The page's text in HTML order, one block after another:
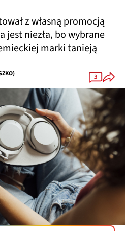
z własną promocją
jest niezła, bo wybrane
marki tanieją
3